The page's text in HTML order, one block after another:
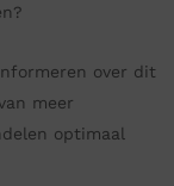
over dit
meer
optimaal